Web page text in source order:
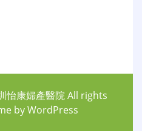
怡康婦產醫院All rights
byWordPress